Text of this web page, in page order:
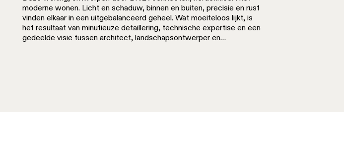
moderne wonen. Licht en schaduw, binnen en buiten, precisie en rust
vinden elkaar in een uitgebalanceerd geheel. Wat moeiteloos lijkt, is
het resultaat van minutieuze detaillering, technische expertise en een
gedeelde visie tussen architect, landschapsontwerper en